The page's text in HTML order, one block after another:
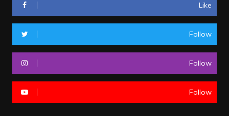
Like
Follow
Follow
Follow